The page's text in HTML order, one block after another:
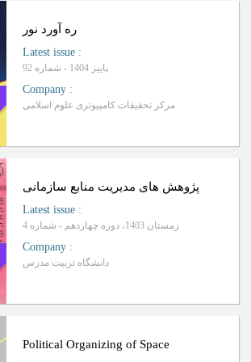
ره آورد نور
Latest issue :
پاییز 1404 - شماره 92
Company :
مرکز تحقیقات کامپیوتری علوم اسلامی
پژوهش های مدیریت منابع سازمانی
Latest issue :
زمستان 1403، دوره چهاردهم - شماره 4
Company :
دانشگاه تربیت مدرس
Political Organizing of Space